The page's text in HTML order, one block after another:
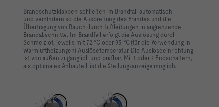
Brandschutzklappen schließen im Brandfall automatisch
und verhindern so die Ausbreitung des Brandes und die
Übertragung von Rauch durch Luftleitungen in angrenzende
Brandabschnitte. Im Brandfall erfolgt die Auslösung durch
Schmelzlot, jeweils mit 72 °C oder 95 °C (für die Verwendung in
Warmluftheizungen) Auslösetemperatur. Die Auslöseeinrichtung
ist von außen zugänglich und prüfbar. Mit 1 oder 2 Endschaltern,
als optionales Anbauteil, ist die Stellungsanzeige möglich.